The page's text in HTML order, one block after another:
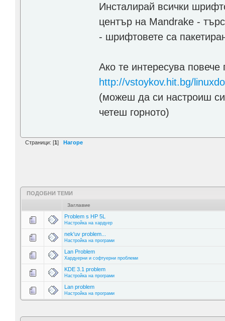
Инсталирай всички
център на Mandrake -
- шрифтовете са
Ако те интересува повече
http://vstoykov.hit.bg/
(можеш да си настроиш
четеш горното)
Страници: [1] Нагоре
ПОДОБНИ ТЕМИ
Заглавие
Problem s HP 5L
Настройка на хардуер
nek'uv problem...
Настройка на програми
Lan Problem
Хардуерни и софтуерни проблеми
KDE 3.1 problem
Настройка на програми
Lan problem
Настройка на програми